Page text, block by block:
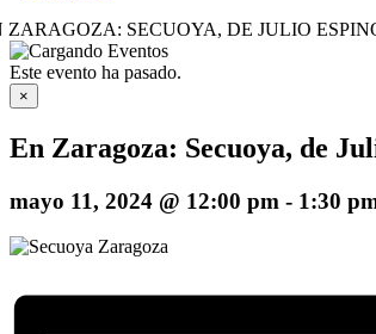
ZARAGOZA: SECUOYA, DE JULIO
Este evento ha pasado.
×
En Zaragoza: Secuoya, de
mayo 11, 2024 @ 12:00 pm - 1:30